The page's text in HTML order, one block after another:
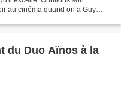
au cinéma quand on a Guy
du Duo Aïnos à la